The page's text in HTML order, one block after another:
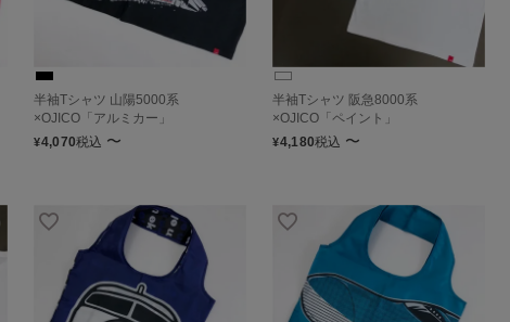
半袖Tシャツ 山陽5000系
×OJICO「アルミカー」
¥4,070税込 〜
半袖Tシャツ 阪急8000系
×OJICO「ペイント」
¥4,180税込 〜